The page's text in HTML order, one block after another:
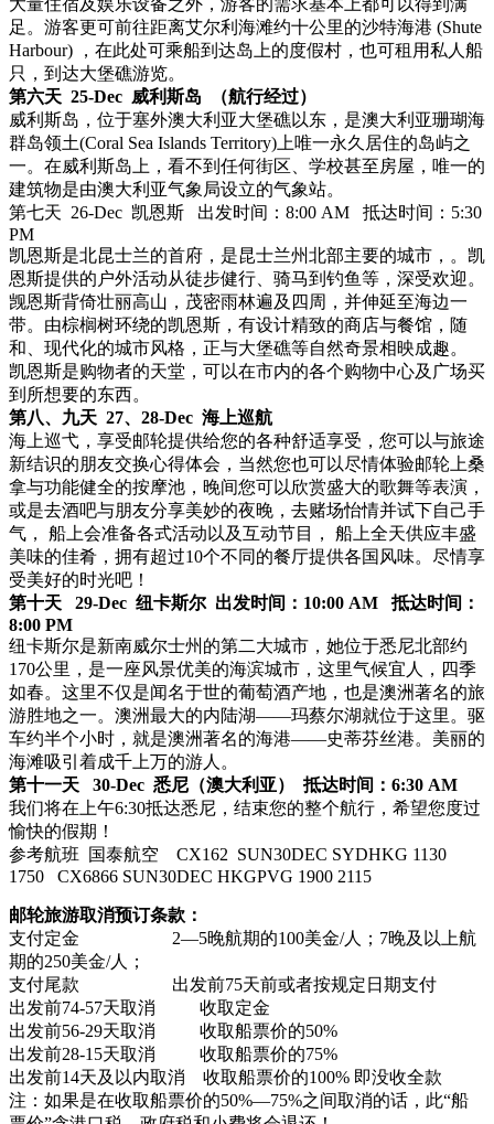
足。游客更可前往距离艾尔利海滩约十公里的沙特海港 (Shute
Harbour) ，在此处可乘船到达岛上的度假村，也可租用私人船
只，到达大堡礁游览。
第六天 25-Dec 威利斯岛 （航行经过）
威利斯岛，位于塞外澳大利亚大堡礁以东，是澳大利亚珊瑚海
群岛领土(Coral Sea Islands Territory)上唯一永久居住的岛屿之
一。在威利斯岛上，看不到任何街区、学校甚至房屋，唯一的
建筑物是由澳大利亚气象局设立的气象站。
第七天 26-Dec 凯恩斯 出发时间：8:00 AM 抵达时间：5:30
PM
凯恩斯是北昆士兰的首府，是昆士兰州北部主要的城市，。凯
恩斯提供的户外活动从徒步健行、骑马到钓鱼等，深受欢迎。
觊恩斯背倚壮丽高山，茂密雨林遍及四周，并伸延至海边一
带。由棕榈树环绕的凯恩斯，有设计精致的商店与餐馆，随
和、现代化的城市风格，正与大堡礁等自然奇景相映成趣。
凯恩斯是购物者的天堂，可以在市内的各个购物中心及广场买
到所想要的东西。
第八、九天 27、28-Dec 海上巡航
海上巡弋，享受邮轮提供给您的各种舒适享受，您可以与旅途
新结识的朋友交换心得体会，当然您也可以尽情体验邮轮上桑
拿与功能健全的按摩池，晚间您可以欣赏盛大的歌舞等表演，
或是去酒吧与朋友分享美妙的夜晚，去赌场怡情并试下自己手
气， 船上会准备各式活动以及互动节目， 船上全天供应丰盛
美味的佳肴，拥有超过10个不同的餐厅提供各国风味。尽情享
受美好的时光吧！
第十天 29-Dec 纽卡斯尔 出发时间：10:00 AM 抵达时间：
8:00 PM
纽卡斯尔是新南威尔士州的第二大城市，她位于悉尼北部约
170公里，是一座风景优美的海滨城市，这里气候宜人，四季
如春。这里不仅是闻名于世的葡萄酒产地，也是澳洲著名的旅
游胜地之一。澳洲最大的内陆湖——玛蔡尔湖就位于这里。驱
车约半个小时，就是澳洲著名的海港——史蒂芬丝港。美丽的
海滩吸引着成千上万的游人。
第十一天 30-Dec 悉尼（澳大利亚） 抵达时间：6:30 AM
我们将在上午6:30抵达悉尼，结束您的整个航行，希望您度过
愉快的假期！
参考航班 国泰航空 CX162 SUN30DEC SYDHKG 1130
1750 CX6866 SUN30DEC HKGPVG 1900 2115
邮轮旅游取消预订条款：
支付定金 2—5晚航期的100美金/人；7晚及以上航
期的250美金/人；
支付尾款 出发前75天前或者按规定日期支付
出发前74-57天取消 收取定金
出发前56-29天取消 收取船票价的50%
出发前28-15天取消 收取船票价的75%
出发前14天及以内取消 收取船票价的100% 即没收全款
注：如果是在收取船票价的50%—75%之间取消的话，此“船